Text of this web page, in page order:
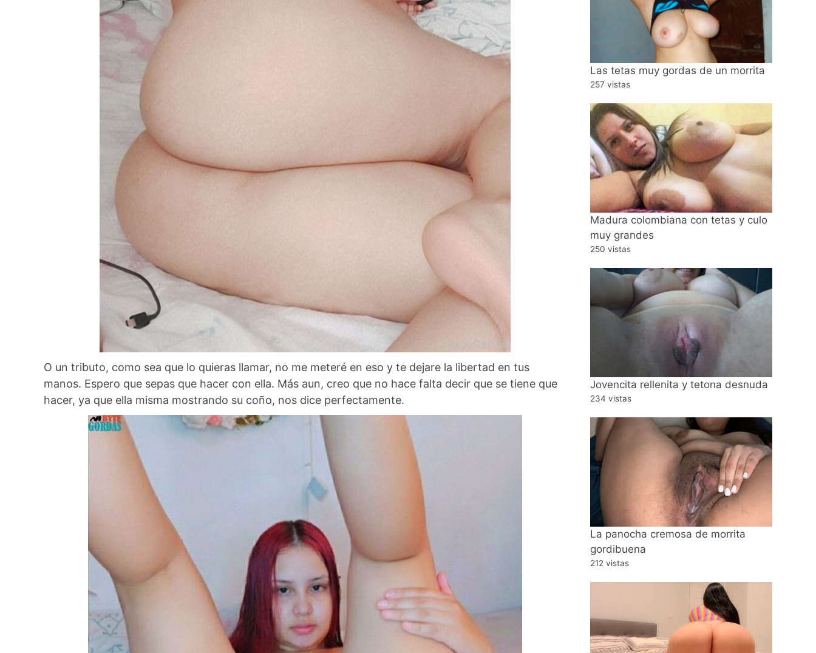
O un tributo, como sea que lo quieras llamar, no me meteré en eso y te dejare la libertad en tus
manos. Espero que sepas que hacer con ella. Más aun, creo que no hace falta decir que se tiene que
hacer, ya que ella misma mostrando su coño, nos dice perfectamente.
Las tetas muy gordas de un morrita
257 vistas
Madura colombiana con tetas y culo
muy grandes
250 vistas
Jovencita rellenita y tetona desnuda
234 vistas
La panocha cremosa de morrita
gordibuena
212 vistas